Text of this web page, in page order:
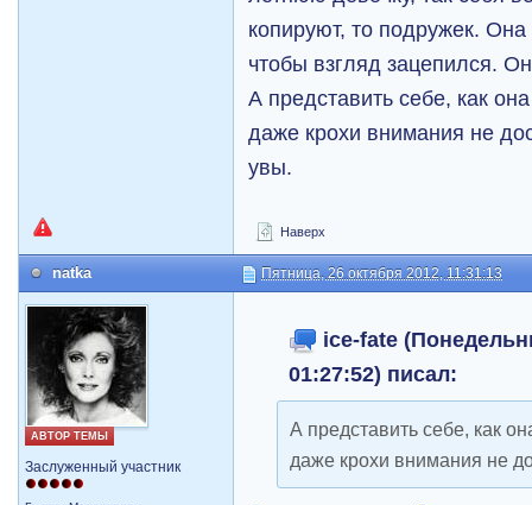
копируют, то подружек.
чтобы взгляд зацепился.
А представить себе, как
даже крохи внимания не
увы.
Наверх
natka Пятница, 26 октября 2012, 11:31:13
АВТОР ТЕМЫ
Заслуженный участник
ice-fate
01:27:52) писал:
А представить себе, как
даже крохи внимания не